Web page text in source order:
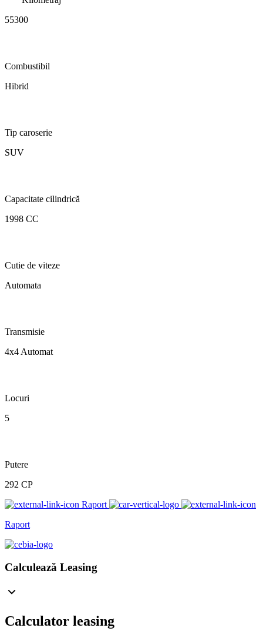
55300
Combustibil
Hibrid
Tip caroserie
SUV
Capacitate cilindrică
1998 CC
Cutie de viteze
Automata
Transmisie
4x4 Automat
Locuri
5
Putere
292 CP
Raport
Raport
Calculează Leasing
Calculator leasing